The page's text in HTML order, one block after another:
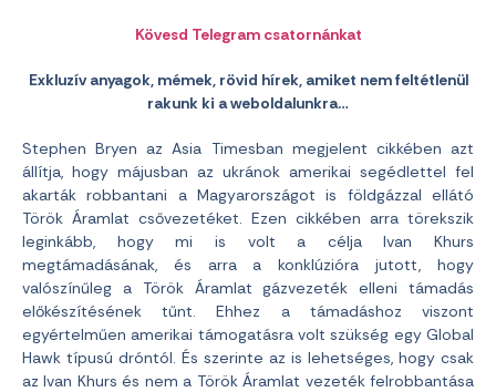
Kövesd Telegram csatornánkat
Exkluzív anyagok, mémek, rövid hírek, amiket nem feltétlenül
rakunk ki a weboldalunkra…
Stephen Bryen az Asia Timesban megjelent cikkében azt
állítja, hogy májusban az ukránok amerikai segédlettel fel
akarták robbantani a Magyarországot is földgázzal ellátó
Török Áramlat csővezetéket. Ezen cikkében arra törekszik
leginkább, hogy mi is volt a célja Ivan Khurs
megtámadásának, és arra a konklúzióra jutott, hogy
valószínűleg a Török Áramlat gázvezeték elleni támadás
előkészítésének tűnt. Ehhez a támadáshoz viszont
egyértelműen amerikai támogatásra volt szükség egy Global
Hawk típusú dróntól. És szerinte az is lehetséges, hogy csak
az Ivan Khurs és nem a Török Áramlat vezeték felrobbantása